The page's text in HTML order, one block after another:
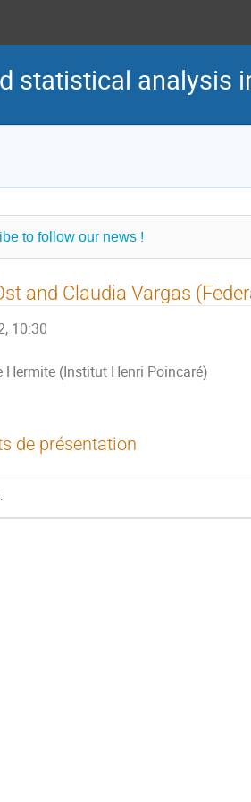
statistical analysis
to follow our news !
and Claudia Vargas
10:30
Hermite (Institut Henri Poincaré)
de présentation